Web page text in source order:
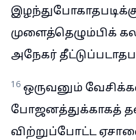
முளைத்தெழும்பிக்
அநேகர்
16 ஒருவனும்
போஜனத்துக்காகத்
விற்றுப்போட்ட